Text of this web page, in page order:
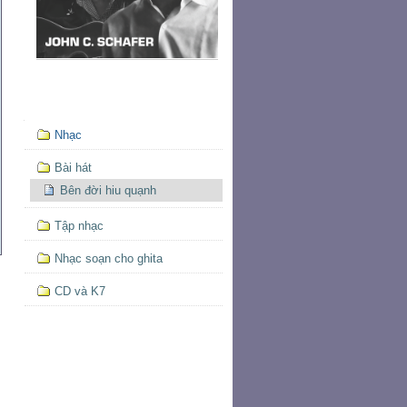
Mục
định
hướng
Nhạc
Bài hát
Bên đời hiu quạnh
Tập nhạc
Nhạc soạn cho ghita
CD và K7